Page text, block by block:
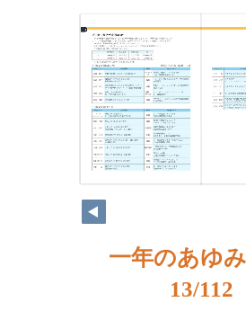
一年のあゆ
13/112